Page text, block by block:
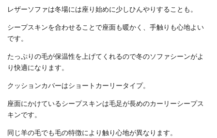
レザーソファは冬場には座り始めに少しひんやりすることも。
シープスキンを合わせることで座面も暖かく、手触りも心地よい
です。
たっぷりの毛が保温性を上げてくれるので冬のソファシーンがよ
り快適になります。
クッションカバーはショートカーリータイプ。
座面にかけているシープスキンは毛足が長めのカーリーシープス
キンです。
同じ羊の毛でも毛の特徴により触り心地が異なります。